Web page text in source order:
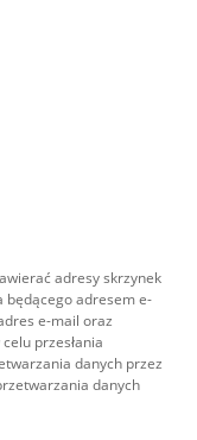
adresy skrzynek
będącego adresem e-
e-mail oraz
przesłania
danych przez
danych